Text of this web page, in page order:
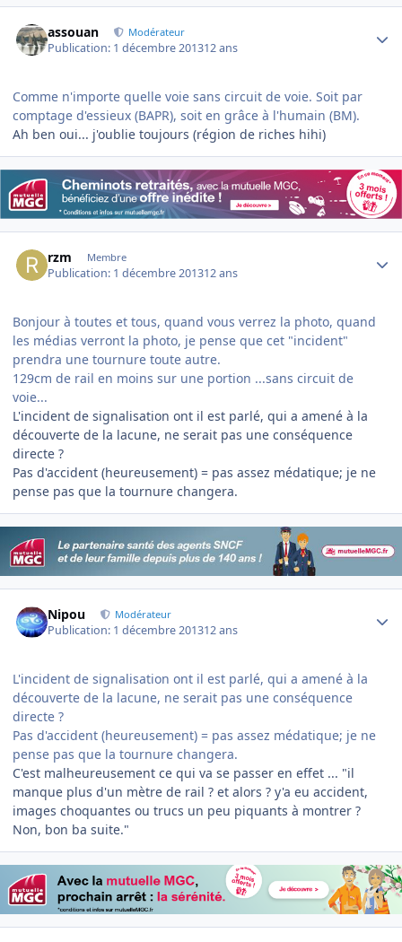
assouan Modérateur
Publication: 1 décembre 201312 ans
Comme n'importe quelle voie sans circuit de voie. Soit par
comptage d'essieux (BAPR), soit en grâce à l'humain (BM).
Ah ben oui... j'oublie toujours (région de riches hihi)
rzm Membre
Publication: 1 décembre 201312 ans
Bonjour à toutes et tous, quand vous verrez la photo, quand
les médias verront la photo, je pense que cet "incident"
prendra une tournure toute autre.
129cm de rail en moins sur une portion ...sans circuit de
voie...
L'incident de signalisation ont il est parlé, qui a amené à la
découverte de la lacune, ne serait pas une conséquence
directe ?
Pas d'accident (heureusement) = pas assez médatique; je ne
pense pas que la tournure changera.
Nipou Modérateur
Publication: 1 décembre 201312 ans
L'incident de signalisation ont il est parlé, qui a amené à la
découverte de la lacune, ne serait pas une conséquence
directe ?
Pas d'accident (heureusement) = pas assez médatique; je ne
pense pas que la tournure changera.
C'est malheureusement ce qui va se passer en effet ... "il
manque plus d'un mètre de rail ? et alors ? y'a eu accident,
images choquantes ou trucs un peu piquants à montrer ?
Non, bon ba suite."